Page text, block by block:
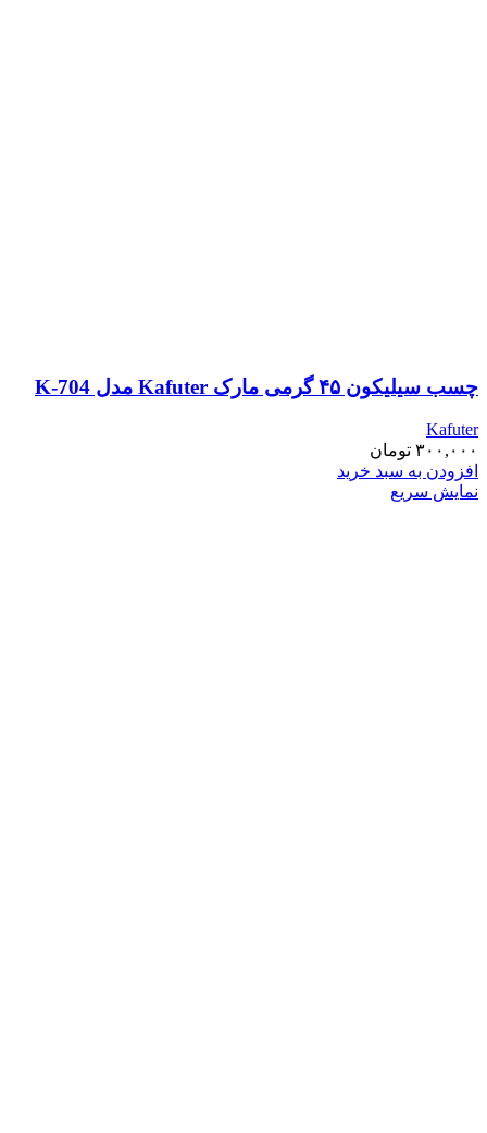
چسب سیلیکون ۴۵ گرمی مارک Kafuter مدل K-704
Kafuter
۳۰۰,۰۰۰ تومان
افزودن به سبد خرید
نمایش سریع